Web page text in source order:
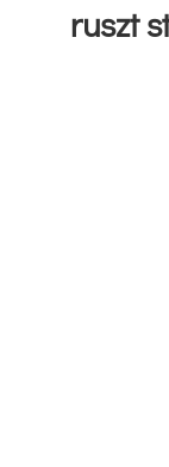
ruszt